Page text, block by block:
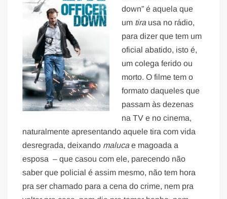
down” é aquela que
um tirausa no rádio,
para dizer que tem um
oficial abatido, isto é,
um colega ferido ou
morto. O filme tem o
formato daqueles que
passam às dezenas
na TV e no cinema,
naturalmente apresentando aquele tira com vida
desregrada, deixando malucae magoada a
esposa – que casou com ele, parecendo não
saber que policial é assim mesmo, não tem hora
pra ser chamado para a cena do crime, nem pra